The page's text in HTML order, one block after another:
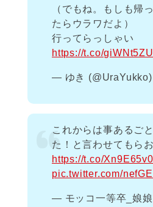
（でもね。もしも帰
たらウラワだよ）
行ってらっしゃい
https://t.co/
— ゆき (@UraYukko)
これからは事あるご
た！と言わせてもら
https://t.co/
pic.twitter.com/
— モッコ一等卒_娘